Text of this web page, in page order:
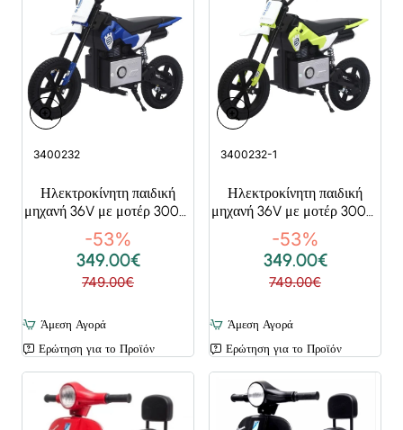
Super Deals
3400232
Ηλεκτροκίνητη παιδική
μηχανή 36V με μοτέρ 300W
σε μπλε χρώμα
-53%
349.00€
749.00€
Άμεση Αγορά
Ερώτηση για το Προϊόν
Super Deals
3400232-1
Ηλεκτροκίνητη παιδική
μηχανή 36V με μοτέρ 300W
σε πράσινο χρώμα
-53%
349.00€
749.00€
Άμεση Αγορά
Ερώτηση για το Προϊόν